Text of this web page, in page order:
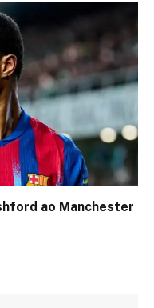
ao Manchester